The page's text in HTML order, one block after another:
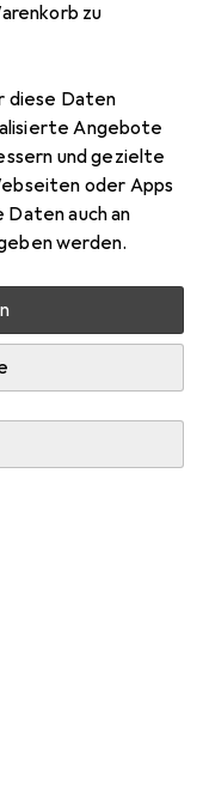
zu
diese Daten
Angebote
und gezielte
oder Apps
auch an
werden.
Produkt small